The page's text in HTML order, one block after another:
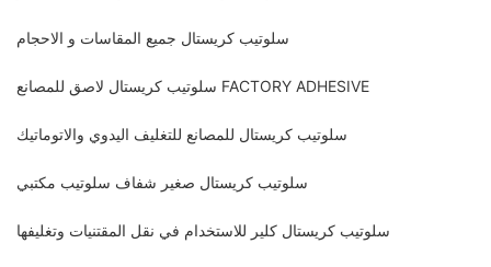
سلوتيب كريستال جميع المقاسات و الاحجام
سلوتيب كريستال لاصق للمصانع FACTORY ADHESIVE
سلوتيب كريستال للمصانع للتغليف اليدوي والاتوماتيك
سلوتيب كريستال صغير شفاف سلوتيب مكتبي
سلوتيب كريستال كلير للاستخدام في نقل المقتنيات وتغليفها